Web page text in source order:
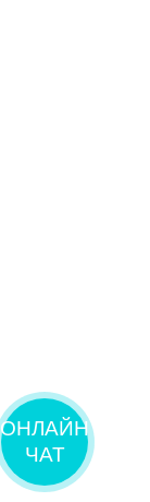
ОНЛАЙН
ЧАТ